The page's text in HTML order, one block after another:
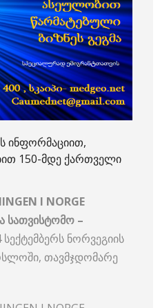
ინფორმაციით,
150-მდე ქართველი
I NORGE
სათვისტომო –
ნორვეგიის
თავმჯდომარე